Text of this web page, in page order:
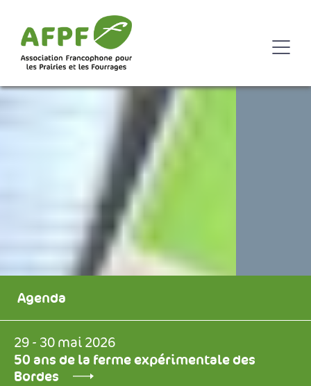
Agenda
29 - 30 mai 2026
50 ans de la ferme expérimentale des
Bordes